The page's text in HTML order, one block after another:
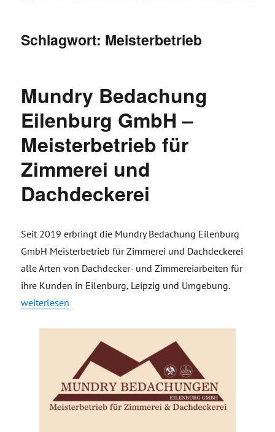
Schlagwort: Meisterbetrieb
Mundry Bedachung
Eilenburg GmbH –
Meisterbetrieb für
Zimmerei und
Dachdeckerei
Seit 2019 erbringt die Mundry Bedachung Eilenburg
GmbH Meisterbetrieb für Zimmerei und Dachdeckerei
alle Arten von Dachdecker- und Zimmereiarbeiten für
ihre Kunden in Eilenburg, Leipzig und Umgebung.
„Mundry Bedachung Eilenburg GmbH – Meisterbetrieb für
weiterlesen